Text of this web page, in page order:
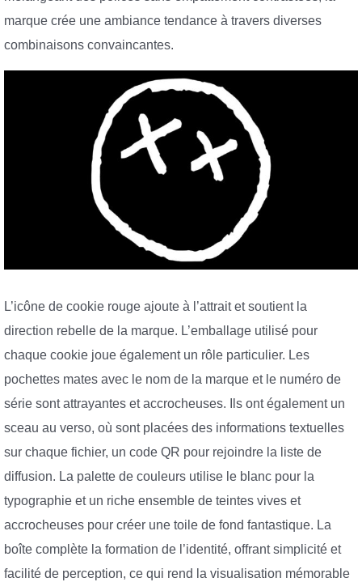
marque crée une ambiance tendance à travers diverses
combinaisons convaincantes.
L’icône de cookie rouge ajoute à l’attrait et soutient la
direction rebelle de la marque. L’emballage utilisé pour
chaque cookie joue également un rôle particulier. Les
pochettes mates avec le nom de la marque et le numéro de
série sont attrayantes et accrocheuses. Ils ont également un
sceau au verso, où sont placées des informations textuelles
sur chaque fichier, un code QR pour rejoindre la liste de
diffusion. La palette de couleurs utilise le blanc pour la
typographie et un riche ensemble de teintes vives et
accrocheuses pour créer une toile de fond fantastique. La
boîte complète la formation de l’identité, offrant simplicité et
facilité de perception, ce qui rend la visualisation mémorable